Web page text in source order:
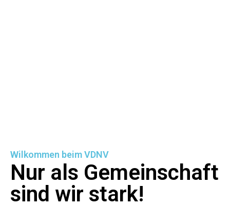
Wilkommen beim VDNV
Nur als Gemeinschaft
sind wir stark!